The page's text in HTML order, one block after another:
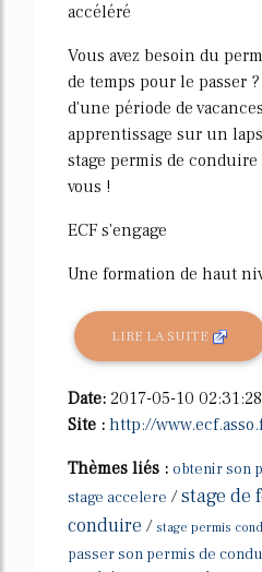
accéléré
Vous avez besoin du
de temps pour le passer
d'une période de
apprentissage sur un
stage permis de
vous !
ECF s'engage
Une formation de haut
LIRE LA SUITE
Date: 2017-05-10 02:31:28
Site : http://
Thèmes liés : obtenir son
stage accelere /stage de
conduire / stage permis
passer son permis de